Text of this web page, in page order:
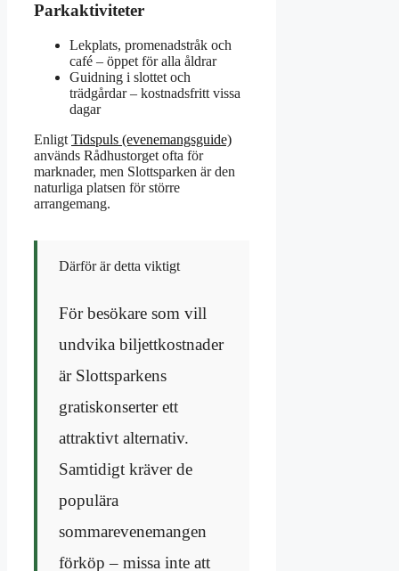
Parkaktiviteter
Lekplats, promenadstråk och
café – öppet för alla åldrar
Guidning i slottet och
trädgårdar – kostnadsfritt vissa
dagar
Enligt Tidspuls (evenemangsguide)
används Rådhustorget ofta för
marknader, men Slottsparken är den
naturliga platsen för större
arrangemang.
Därför är detta viktigt
För besökare som vill
undvika biljettkostnader
är Slottsparkens
gratiskonserter ett
attraktivt alternativ.
Samtidigt kräver de
populära
sommarevenemangen
förköp – missa inte att